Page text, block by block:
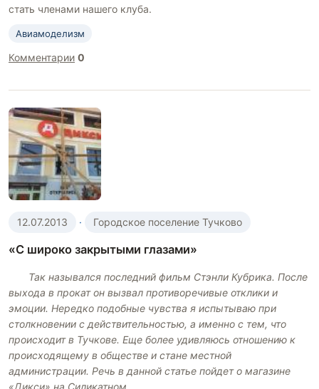
стать членами нашего клуба.
Авиамоделизм
Комментарии 0
12.07.2013 · Городское поселение Тучково
«С широко закрытыми глазами»
Так назывался последний фильм Стэнли Кубрика. После
выхода в прокат он вызвал противоречивые отклики и
эмоции. Нередко подобные чувства я испытываю при
столкновении с действительностью, а именно с тем, что
происходит в Тучкове. Еще более удивляюсь отношению к
происходящему в обществе и стане местной
администрации. Речь в данной статье пойдет о магазине
«Дикси» на Силикатном.